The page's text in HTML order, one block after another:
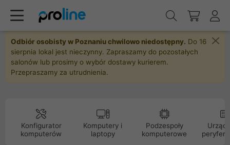
Odbiór osobisty w Poznaniu chwilowo niedostępny. Do 16
sierpnia lokal jest nieczynny. Zapraszamy do pozostałych
salonów lub prosimy o wybór dostawy kurierem.
Przepraszamy za utrudnienia.
Konfigurator
komputerów
Komputery i
laptopy
Podzespoły
komputerowe